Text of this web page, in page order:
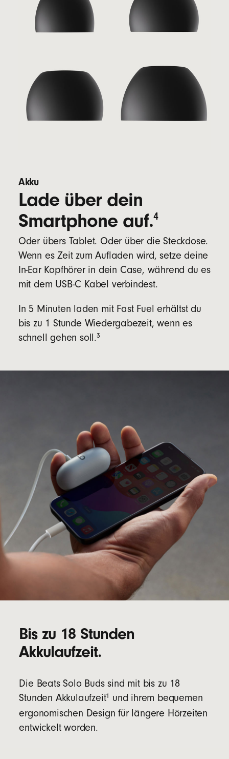
Akku
Lade über dein
Smartphone auf.4
Oder übers Tablet. Oder über die Steckdose.
Wenn es Zeit zum Aufladen wird, setze deine
In-Ear Kopfhörer in dein Case, während du es
mit dem USB-C Kabel verbindest.
In 5 Minuten laden mit Fast Fuel erhältst du
bis zu 1 Stunde Wiedergabezeit, wenn es
schnell gehen soll.3
Bis zu 18 Stunden
Akkulaufzeit.
Die Beats Solo Buds sind mit bis zu 18
Stunden Akkulaufzeit1 und ihrem bequemen
ergonomischen Design für längere Hörzeiten
entwickelt worden.